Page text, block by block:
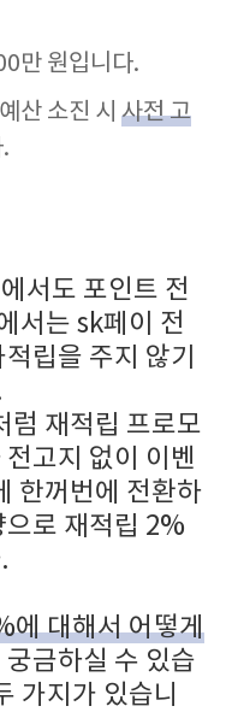
만 원입니다.
산 소진 시 사전 고
서도 포인트 전
서는 sk페이 전
립을 주지 않기
럼 재적립 프로모
고지 없이 이벤
한꺼번에 전환하
으로 재적립 2%
에 대해서 어떻게
궁금하실 수 있습
가지가 있습니